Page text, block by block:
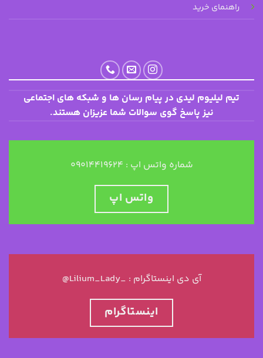
راهنمای خرید
تیم لیلیوم لیدی در پیام رسان ها و شبکه های اجتماعی
نیز پاسخ گوی سوالات شما عزیزان هستند.
شماره واتس اپ : ۰۹۰۱۴۴۱۹۶۲۴
واتس اپ
@Lilium_Lady_ : آی دی اینستاگرام
اینستاگرام